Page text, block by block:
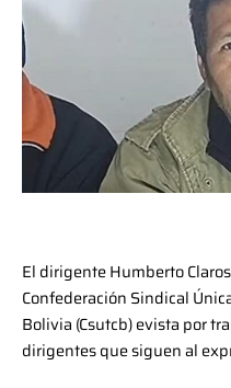
El dirigente Humberto
Confederación Sindical
Bolivia (Csutcb) evista por
dirigentes que siguen al